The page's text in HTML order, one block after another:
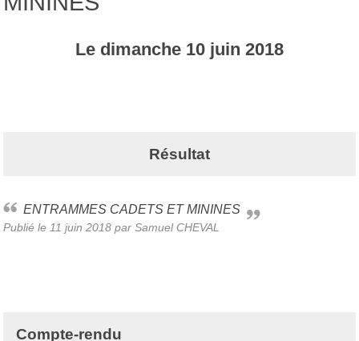
Le dimanche 10 juin 2018
Résultat
ENTRAMMES CADETS ET MININES
Publié le 11 juin 2018 par Samuel CHEVAL
Compte-rendu